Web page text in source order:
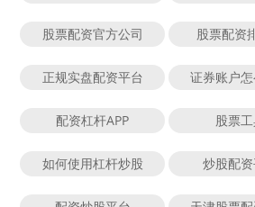
股票配资官方公司 股票配资
正规实盘配资平台 证券账户
配资杠杆APP 股票
如何使用杠杆炒股 炒股配